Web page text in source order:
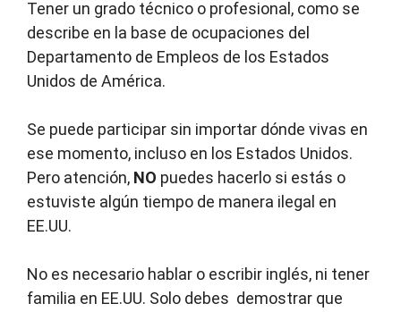
Tener un grado técnico o profesional, como se
describe en la base de ocupaciones del
Departamento de Empleos de los Estados
Unidos de América.
Se puede participar sin importar dónde vivas en
ese momento, incluso en los Estados Unidos.
Pero atención, NO puedes hacerlo si estás o
estuviste algún tiempo de manera ilegal en
EE.UU.
No es necesario hablar o escribir inglés, ni tener
familia en EE.UU. Solo debes demostrar que